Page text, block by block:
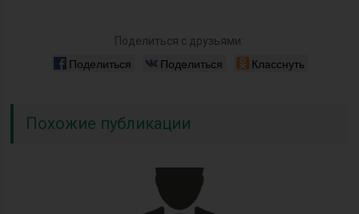
Поделиться с друзьями:
Поделиться Поделиться Класснуть
Похожие публикации